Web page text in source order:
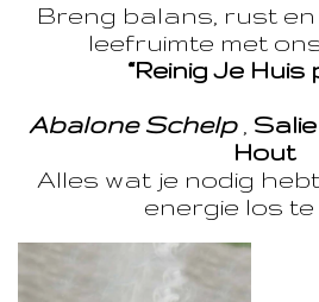
Breng balans, rust en
leefruimte met
“Reinig Je Huis
Abalone Schelp, Salie
Hout
Alles wat je nodig
energie los te